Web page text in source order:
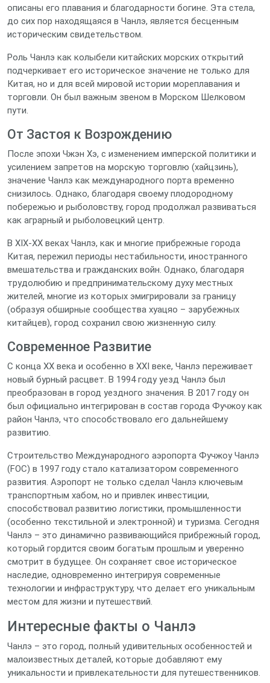
описаны его плавания и благодарности богине. Эта стела,
до сих пор находящаяся в Чанлэ, является бесценным
историческим свидетельством.
Роль Чанлэ как колыбели китайских морских открытий
подчеркивает его историческое значение не только для
Китая, но и для всей мировой истории мореплавания и
торговли. Он был важным звеном в Морском Шелковом
пути.
От Застоя к Возрождению
После эпохи Чжэн Хэ, с изменением имперской политики и
усилением запретов на морскую торговлю (хайцзинь),
значение Чанлэ как международного порта временно
снизилось. Однако, благодаря своему плодородному
побережью и рыболовству, город продолжал развиваться
как аграрный и рыболовецкий центр.
В XIX-XX веках Чанлэ, как и многие прибрежные города
Китая, пережил периоды нестабильности, иностранного
вмешательства и гражданских войн. Однако, благодаря
трудолюбию и предпринимательскому духу местных
жителей, многие из которых эмигрировали за границу
(образуя обширные сообщества хуацяо – зарубежных
китайцев), город сохранил свою жизненную силу.
Современное Развитие
С конца XX века и особенно в XXI веке, Чанлэ переживает
новый бурный расцвет. В 1994 году уезд Чанлэ был
преобразован в город уездного значения. В 2017 году он
был официально интегрирован в состав города Фучжоу как
район Чанлэ, что способствовало его дальнейшему
развитию.
Строительство Международного аэропорта Фучжоу Чанлэ
(FOC) в 1997 году стало катализатором современного
развития. Аэропорт не только сделал Чанлэ ключевым
транспортным хабом, но и привлек инвестиции,
способствовал развитию логистики, промышленности
(особенно текстильной и электронной) и туризма. Сегодня
Чанлэ – это динамично развивающийся прибрежный город,
который гордится своим богатым прошлым и уверенно
смотрит в будущее. Он сохраняет свое историческое
наследие, одновременно интегрируя современные
технологии и инфраструктуру, что делает его уникальным
местом для жизни и путешествий.
Интересные факты о Чанлэ
Чанлэ – это город, полный удивительных особенностей и
малоизвестных деталей, которые добавляют ему
уникальности и привлекательности для путешественников.